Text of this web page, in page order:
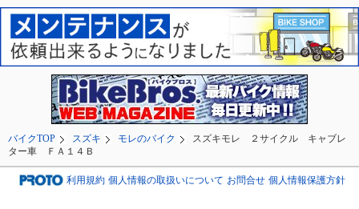
バイクTOP スズキ モレのバイク
スズキモレ ２サイクル キャブレ
ター車 ＦＡ１４Ｂ
利用規約 個人情報の取扱いについて お問合せ 個人情報保護方針